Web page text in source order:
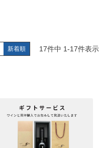
新着順 17件中 1-17件表示